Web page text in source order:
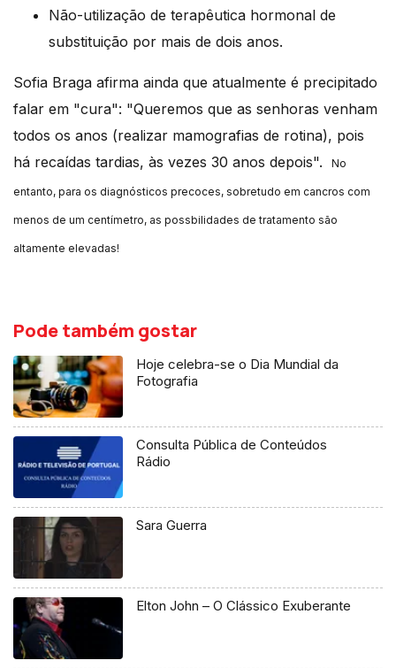
Não-utilização de terapêutica hormonal de
substituição por mais de dois anos.
Sofia Braga afirma ainda que atualmente é precipitado
falar em "cura": "Queremos que as senhoras venham
todos os anos (realizar mamografias de rotina), pois
há recaídas tardias, às vezes 30 anos depois".
No
entanto, para os diagnósticos precoces, sobretudo em cancros com
menos de um centímetro, as possbilidades de tratamento são
altamente elevadas!
Pode também gostar
Hoje celebra-se o Dia Mundial da
Fotografia
Consulta Pública de Conteúdos
Rádio
Sara Guerra
Elton John – O Clássico Exuberante